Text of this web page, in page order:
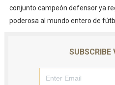
conjunto campeón defensor ya
poderosa al mundo entero de
SUBSCRIBE